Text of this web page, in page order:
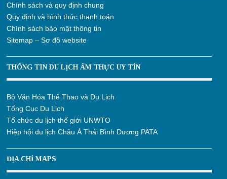
Chính sách và quy định chung
Quy định và hình thức thanh toán
Chính sách bảo mật thông tin
Sitemap – Sơ đồ website
THÔNG TIN DU LỊCH ẨM THỰC UY TÍN
Bộ Văn Hóa Thể Thao và Du Lịch
Tổng Cục Du Lịch
Tổ chức du lịch thế giới UNWTO
Hiệp hội du lịch Châu Á Thái Bình Dương PATA
ĐỊA CHỈ MAPS